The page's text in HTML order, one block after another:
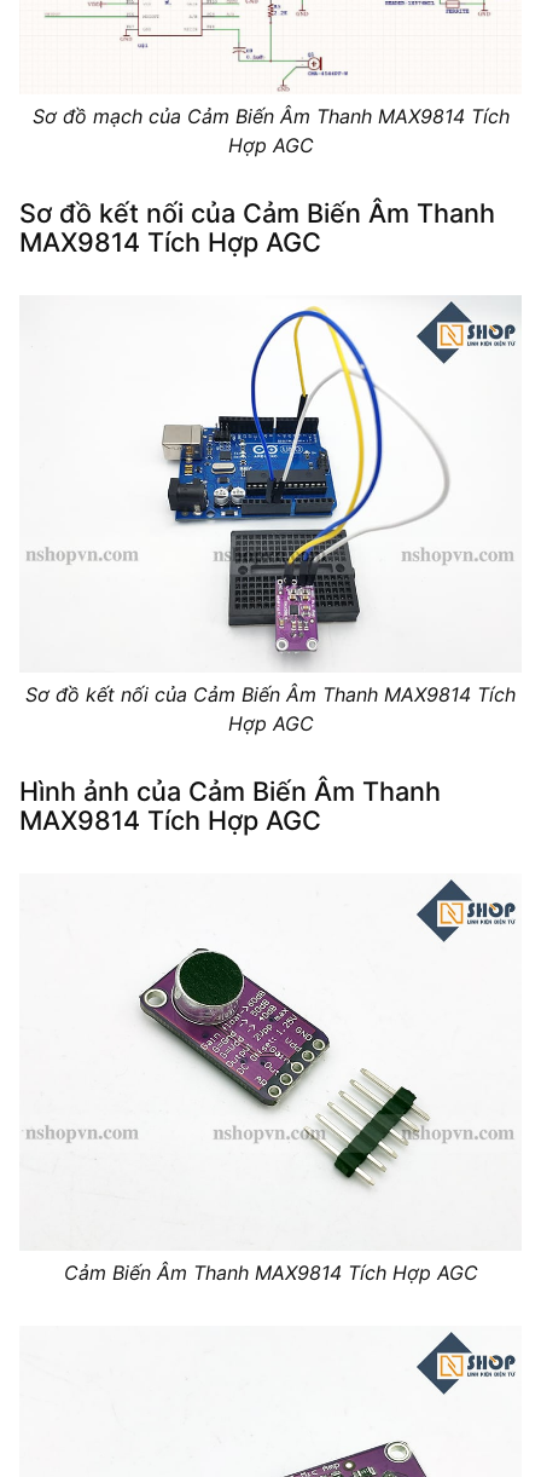
Sơ đồ mạch của Cảm Biến Âm Thanh MAX9814 Tích
Hợp AGC
Sơ đồ kết nối của Cảm Biến Âm Thanh
MAX9814 Tích Hợp AGC
Sơ đồ kết nối của Cảm Biến Âm Thanh MAX9814 Tích
Hợp AGC
Hình ảnh của Cảm Biến Âm Thanh
MAX9814 Tích Hợp AGC
Cảm Biến Âm Thanh MAX9814 Tích Hợp AGC